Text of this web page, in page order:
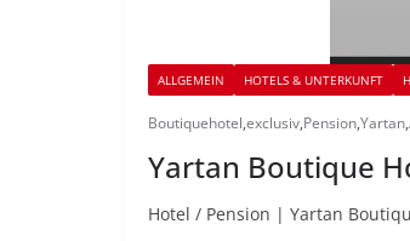
ALLGEMEIN HOTELS & UNTERKUNFT
Boutiquehotel,exclusiv,Pension,Yartan,
Yartan Boutique
Hotel / Pension | Yartan